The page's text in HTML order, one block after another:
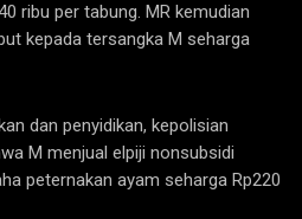
ribu per tabung. MR kemudian
kepada tersangka M seharga
dan penyidikan, kepolisian
M menjual elpiji nonsubsidi
peternakan ayam seharga Rp220